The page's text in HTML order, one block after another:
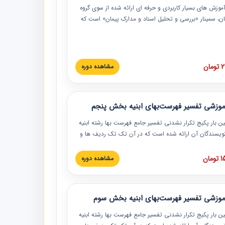
های بسیار کاربردی و حرفه‏ ای ارائه شده از سوی گروه
سمینار «بررسی و تحلیل اسناد و مدارک پیمان» است که
این خصوص ارائه شده است.
مشاهده دوره
تفسیر فهرست‌بهای ابنیه بخش پنجم
بار پکیج تکرار نشدنی تفسیر جامع فهرست بها رشته ابنیه
نویسندگان آن ارائه شده است که در آن تک تک ردیف ها و
و به همراه تصاویر عملیات اجرایی مرتبط با ردیف های
بها ارائه شده است. این دوره با کلام مهندس
مدیر پروژه مهندسی مشاور در امر بازنگری فهرست
حال فعالیت هستند حتما توصیه می کنیم از مطالب این
نمایند.
مشاهده دوره
تفسیر فهرست‌بهای ابنیه بخش سوم
بار پکیج تکرار نشدنی تفسیر جامع فهرست بها رشته ابنیه